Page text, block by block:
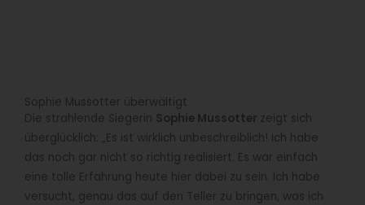
Sophie Mussotter überwältigt
Die strahlende Siegerin Sophie Mussotter zeigt sich
überglücklich: „Es ist wirklich unbeschreiblich! Ich habe
das noch gar nicht so richtig realisiert. Es war einfach
eine tolle Erfahrung heute hier dabei zu sein. Ich habe
versucht, genau das auf den Teller zu bringen, was ich